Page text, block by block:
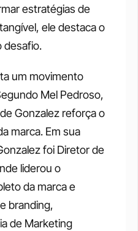
estratégias de
ele destaca o
desafio.
um movimento
Mel Pedroso,
Gonzalez reforça o
marca. Em sua
foi Diretor de
liderou o
da marca e
branding,
de Marketing